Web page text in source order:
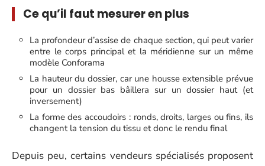
Ce qu’il faut mesurer en plus
La profondeur d’assise de chaque section, qui peut varier
entre le corps principal et la méridienne sur un même
modèle Conforama
La hauteur du dossier, car une housse extensible prévue
pour un dossier bas bâillera sur un dossier haut (et
inversement)
La forme des accoudoirs : ronds, droits, larges ou fins, ils
changent la tension du tissu et donc le rendu final
Depuis peu, certains vendeurs spécialisés proposent